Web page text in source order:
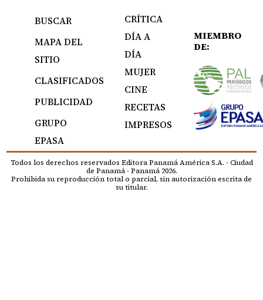
BUSCAR
MAPA DEL
SITIO
CLASIFICADOS
PUBLICIDAD
GRUPO
EPASA
CRÍTICA
DÍA A
DÍA
MUJER
CINE
RECETAS
IMPRESOS
MIEMBRO
DE:
Todos los derechos reservados Editora Panamá América S.A. - Ciudad
de Panamá - Panamá 2026.
Prohibida su reproducción total o parcial, sin autorización escrita de
su titular.